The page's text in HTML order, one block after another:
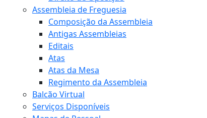
Assembleia de Freguesia
Composição da Assembleia
Antigas Assembleias
Editais
Atas
Atas da Mesa
Regimento da Assembleia
Balcão Virtual
Serviços Disponíveis